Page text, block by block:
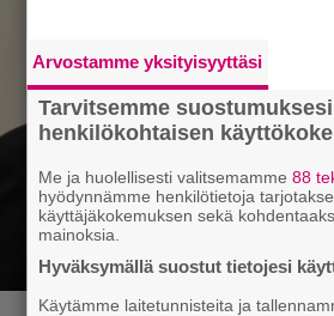
Arvostamme yksityisyyttäsi
Tarvitsemme
henkilökohtaisen
Me ja huolellisesti valitsemamme88
hyödynnämme henkilötietoja
käyttäjäkokemuksen sekä
mainoksia.
Hyväksymällä suostut tietojesi
Käytämme laitetunnisteita ja